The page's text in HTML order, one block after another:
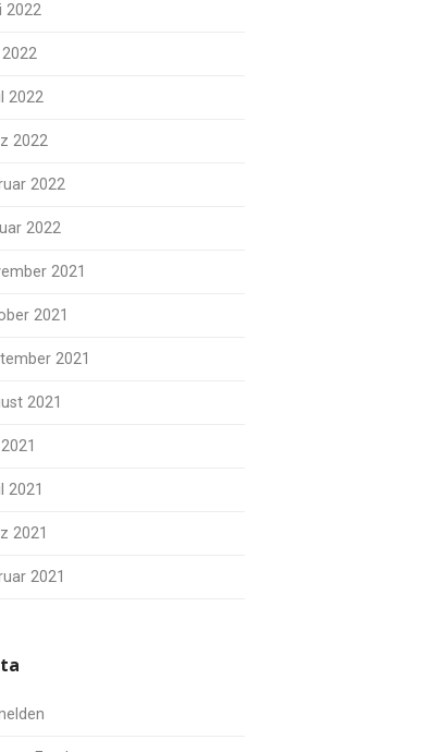
2022
2022
2022
2022
2022
2022
2021
2021
2021
2021
2021
2021
2021